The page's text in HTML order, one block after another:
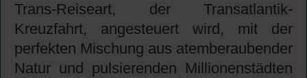
Trans-Reiseart, der Transatlantik-
Kreuzfahrt, angesteuert wird, mit der
perfekten Mischung aus atemberaubender
Natur und pulsierenden Millionenstädten